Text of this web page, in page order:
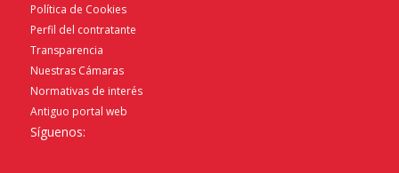
Política de Cookies
Perfil del contratante
Transparencia
Nuestras Cámaras
Normativas de interés
Antiguo portal web
Síguenos: